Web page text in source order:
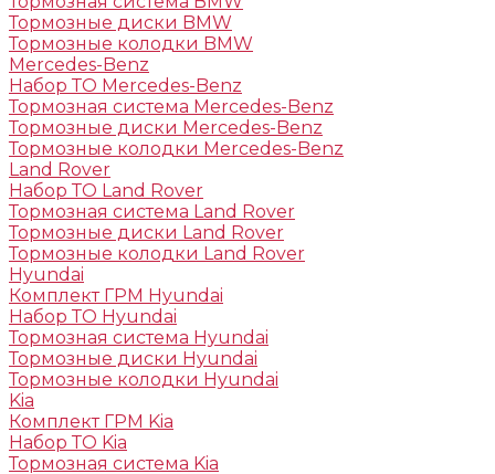
Тормозные диски BMW
Тормозные колодки BMW
Mercedes-Benz
Набор ТО Mercedes-Benz
Тормозная система Mercedes-Benz
Тормозные диски Mercedes-Benz
Тормозные колодки Mercedes-Benz
Land Rover
Набор ТО Land Rover
Тормозная система Land Rover
Тормозные диски Land Rover
Тормозные колодки Land Rover
Hyundai
Комплект ГРМ Hyundai
Набор ТО Hyundai
Тормозная система Hyundai
Тормозные диски Hyundai
Тормозные колодки Hyundai
Kia
Комплект ГРМ Kia
Набор ТО Kia
Тормозная система Kia